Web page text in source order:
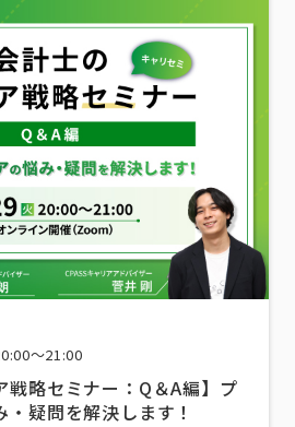
～21:00
戦略セミナー：Q＆A編】プ
疑問を解決します！